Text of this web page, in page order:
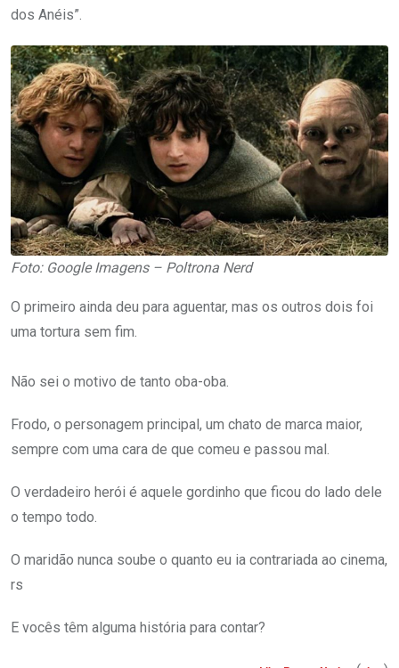
dos Anéis”.
Foto: Google Imagens – Poltrona Nerd
O primeiro ainda deu para aguentar, mas os outros dois foi
uma tortura sem fim.
Não sei o motivo de tanto oba-oba.
Frodo, o personagem principal, um chato de marca maior,
sempre com uma cara de que comeu e passou mal.
O verdadeiro herói é aquele gordinho que ficou do lado dele
o tempo todo.
O maridão nunca soube o quanto eu ia contrariada ao cinema,
rs
E vocês têm alguma história para contar?